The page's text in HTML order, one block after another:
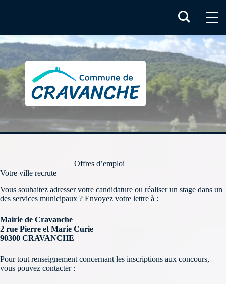
Passer
Offres d’emploi
Votre ville recrute
Vous souhaitez adresser votre candidature ou réaliser un stage dans un
des services municipaux ? Envoyez votre lettre à :
Mairie de Cravanche
2 rue Pierre et Marie Curie
90300 CRAVANCHE
Pour tout renseignement concernant les inscriptions aux concours,
vous pouvez contacter :